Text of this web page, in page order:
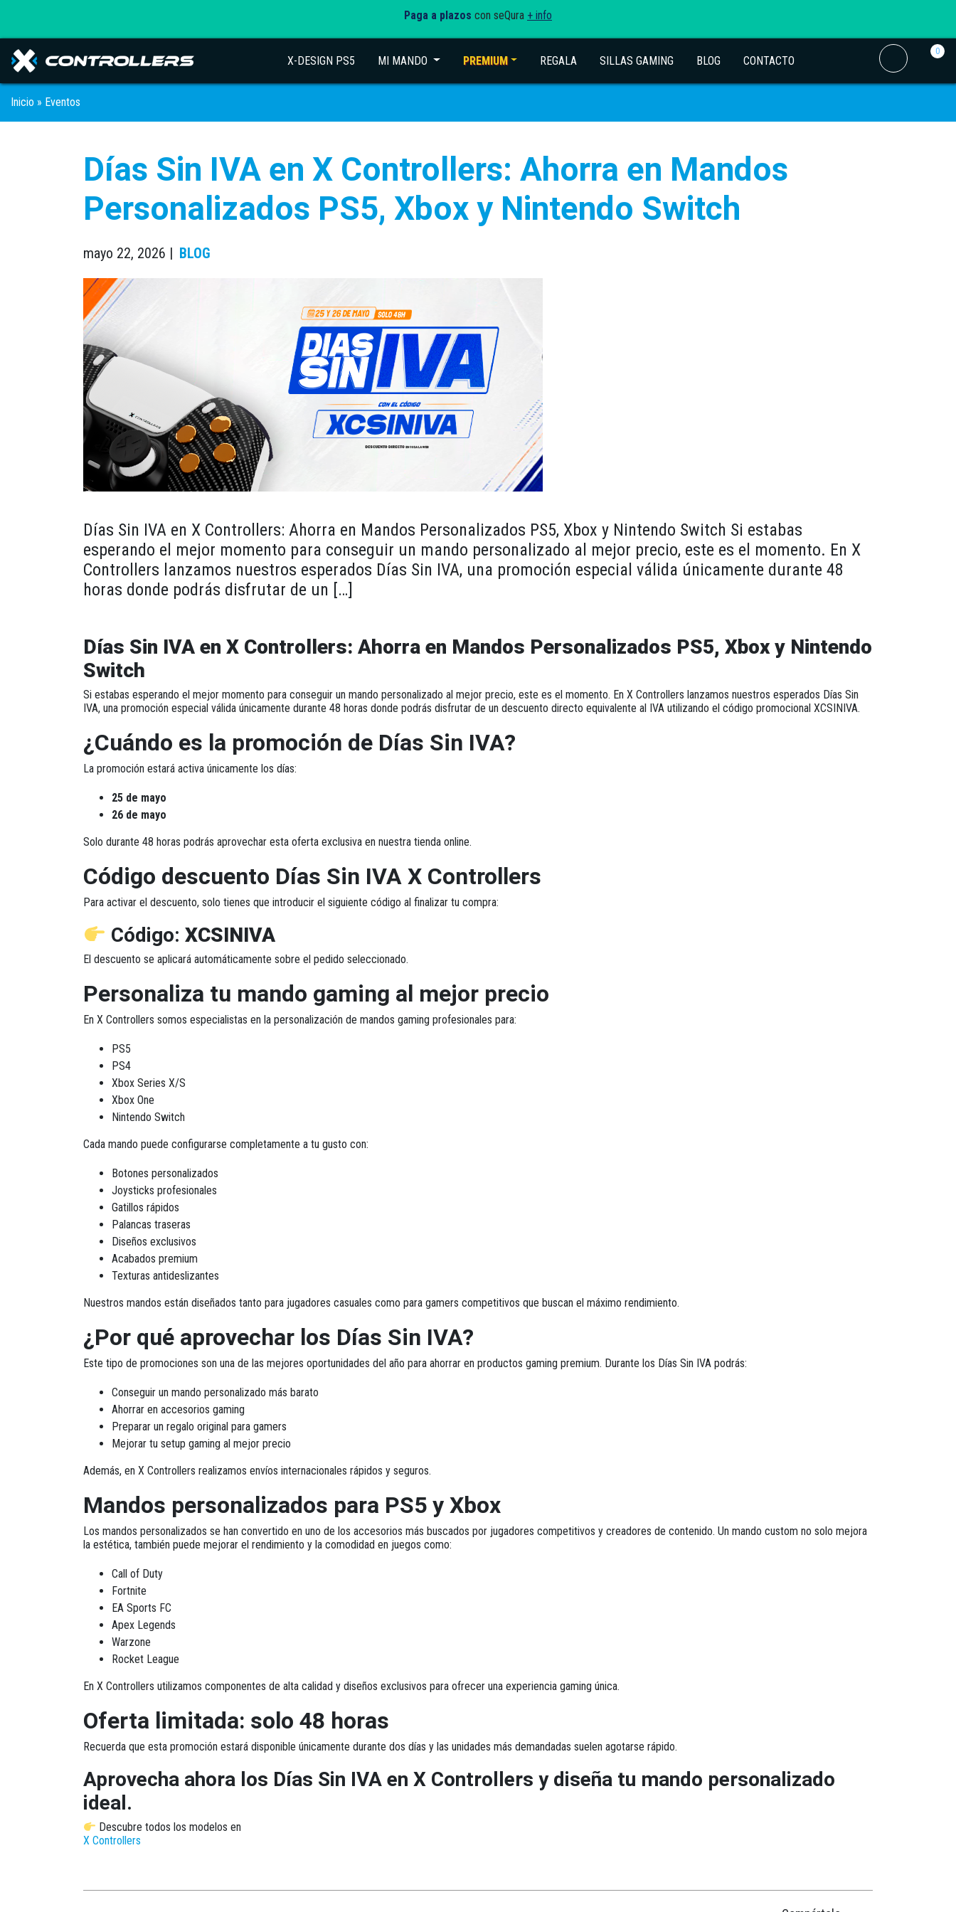
Paga a plazos con seQura + info
X-DESIGN PS5 MI MANDO (current)PREMIUM REGALA SILLAS GAMING BLOG CONTACTO
0
Inicio » Eventos
Días Sin IVA en X Controllers: Ahorra en Mandos
Personalizados PS5, Xbox y Nintendo Switch
mayo 22, 2026 | BLOG
Días Sin IVA en X Controllers: Ahorra en Mandos Personalizados PS5, Xbox y Nintendo Switch Si estabas
esperando el mejor momento para conseguir un mando personalizado al mejor precio, este es el momento. En X
Controllers lanzamos nuestros esperados Días Sin IVA, una promoción especial válida únicamente durante 48
horas donde podrás disfrutar de un […]
Días Sin IVA en X Controllers: Ahorra en Mandos Personalizados PS5, Xbox y Nintendo
Switch
Si estabas esperando el mejor momento para conseguir un mando personalizado al mejor precio, este es el momento. En X Controllers lanzamos nuestros esperados Días Sin
IVA, una promoción especial válida únicamente durante 48 horas donde podrás disfrutar de un descuento directo equivalente al IVA utilizando el código promocional XCSINIVA.
¿Cuándo es la promoción de Días Sin IVA?
La promoción estará activa únicamente los días:
25 de mayo
26 de mayo
Solo durante 48 horas podrás aprovechar esta oferta exclusiva en nuestra tienda online.
Código descuento Días Sin IVA X Controllers
Para activar el descuento, solo tienes que introducir el siguiente código al finalizar tu compra:
Código: XCSINIVA
El descuento se aplicará automáticamente sobre el pedido seleccionado.
Personaliza tu mando gaming al mejor precio
En X Controllers somos especialistas en la personalización de mandos gaming profesionales para:
PS5
PS4
Xbox Series X/S
Xbox One
Nintendo Switch
Cada mando puede configurarse completamente a tu gusto con:
Botones personalizados
Joysticks profesionales
Gatillos rápidos
Palancas traseras
Diseños exclusivos
Acabados premium
Texturas antideslizantes
Nuestros mandos están diseñados tanto para jugadores casuales como para gamers competitivos que buscan el máximo rendimiento.
¿Por qué aprovechar los Días Sin IVA?
Este tipo de promociones son una de las mejores oportunidades del año para ahorrar en productos gaming premium. Durante los Días Sin IVA podrás:
Conseguir un mando personalizado más barato
Ahorrar en accesorios gaming
Preparar un regalo original para gamers
Mejorar tu setup gaming al mejor precio
Además, en X Controllers realizamos envíos internacionales rápidos y seguros.
Mandos personalizados para PS5 y Xbox
Los mandos personalizados se han convertido en uno de los accesorios más buscados por jugadores competitivos y creadores de contenido. Un mando custom no solo mejora
la estética, también puede mejorar el rendimiento y la comodidad en juegos como:
Call of Duty
Fortnite
EA Sports FC
Apex Legends
Warzone
Rocket League
En X Controllers utilizamos componentes de alta calidad y diseños exclusivos para ofrecer una experiencia gaming única.
Oferta limitada: solo 48 horas
Recuerda que esta promoción estará disponible únicamente durante dos días y las unidades más demandadas suelen agotarse rápido.
Aprovecha ahora los Días Sin IVA en X Controllers y diseña tu mando personalizado
ideal.
Descubre todos los modelos en
X Controllers